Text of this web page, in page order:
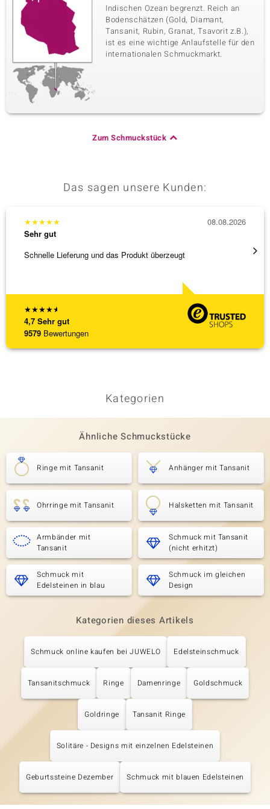
Indischen Ozean begrenzt. Reich an
Bodenschätzen (Gold, Diamant,
Tansanit, Rubin, Granat, Tsavorit z.B.),
ist es eine wichtige Anlaufstelle für den
internationalen Schmuckmarkt.
Zum Schmuckstück
Das sagen unsere Kunden:
★★★★★
4,7 Sehr gut
9579 Bewertungen
★★★★★
Sehr gut
Schnelle Lieferung und das Produkt überzeugt
08.08.2026
Kategorien
Ähnliche Schmuckstücke
Ringe mit Tansanit Anhänger mit Tansanit
Ohrringe mit Tansanit Halsketten mit Tansanit
Armbänder mit
Tansanit
Schmuck mit Tansanit
(nicht erhitzt)
Schmuck mit
Edelsteinen in blau
Schmuck im gleichen
Design
Kategorien dieses Artikels
Schmuck online kaufen bei JUWELO Edelsteinschmuck
Tansanitschmuck Ringe Damenringe Goldschmuck
Goldringe Tansanit Ringe
Solitäre - Designs mit einzelnen Edelsteinen
Geburtssteine Dezember Schmuck mit blauen Edelsteinen